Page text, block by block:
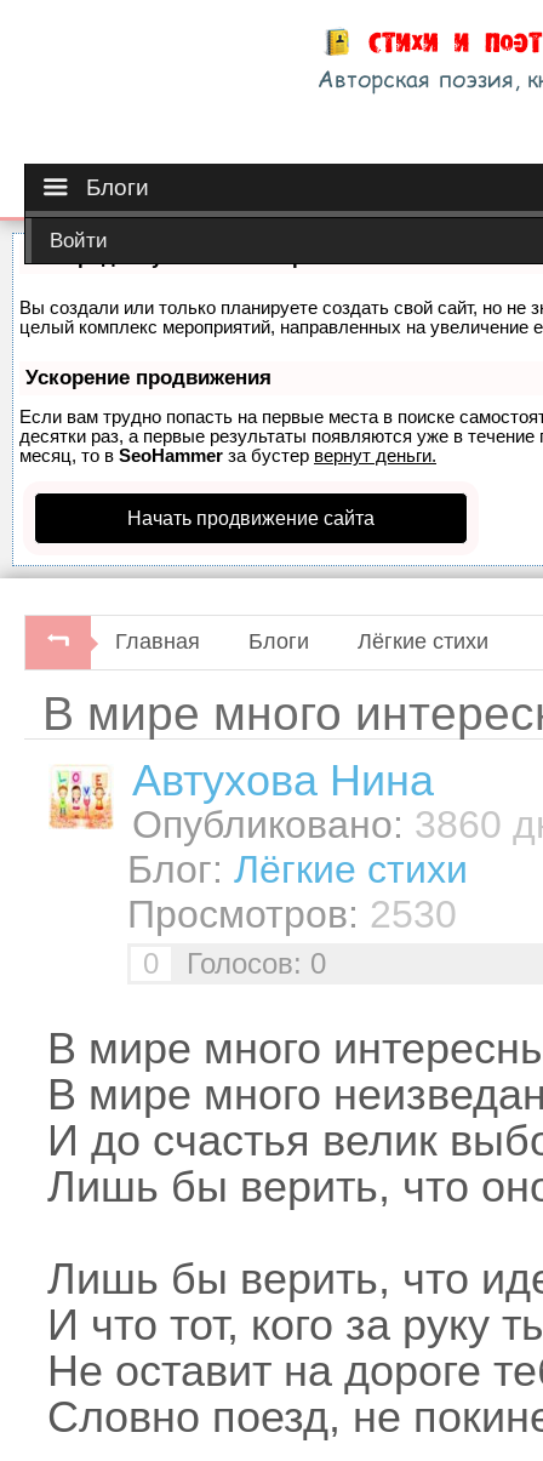
Блоги
Войти
Вы создали или только планируете создать свой сайт, но не
целый комплекс мероприятий, направленных на увеличение
Ускорение продвижения
Если вам трудно попасть на первые места в поиске
десятки раз, а первые результаты появляются уже в
месяц, то в SeoHammer за бустер вернут деньги.
Начать продвижение сайта
Главная Блоги Лёгкие стихи
В мире много
Автуховa Нина
Опубликовано: 3860
Блог: Лёгкие стихи
Просмотров: 2530
0 Голосов: 0
В мире много
В мире много
И до счастья велик
Лишь бы верить, что
Лишь бы верить, что
И что тот, кого за руку
Не оставит на дороге
Словно поезд, не